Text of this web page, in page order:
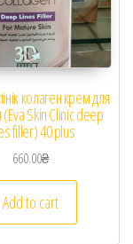
колаген крем для
Skin Clinic deep
filler) 40 plus
660.00₴
Add to cart